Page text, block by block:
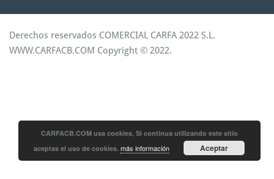
Derechos reservados COMERCIAL CARFA 2022 S.L.
WWW.CARFACB.COM Copyright © 2022.
CARFACB.COM usa cookies, Si continua utilizando este sitio
aceptas el uso de cookies.más información Aceptar